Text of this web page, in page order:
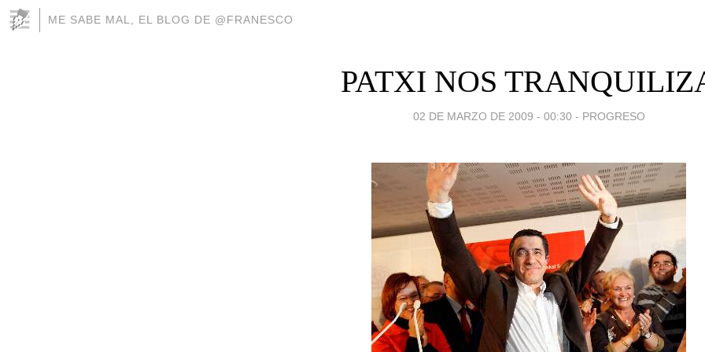
ME SABE MAL, EL BLOG DE @FRANESCO
PATXI NOS
02 DE MARZO DE 2009 - 00:30 - PROGRESO